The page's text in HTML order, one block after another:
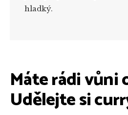
hladký.
Máte rádi vůni
Udělejte si